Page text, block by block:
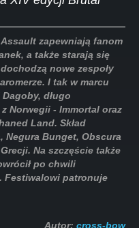
zapewniają fanom
a także starają się
nowe zespoły
I tak w marcu
długo
Norwegii - Immortal oraz
Land. Skład
Negura Bunget, Obscura
Na szczęście także
po chwili
Festiwalowi patronuje
Autor: cross-bow